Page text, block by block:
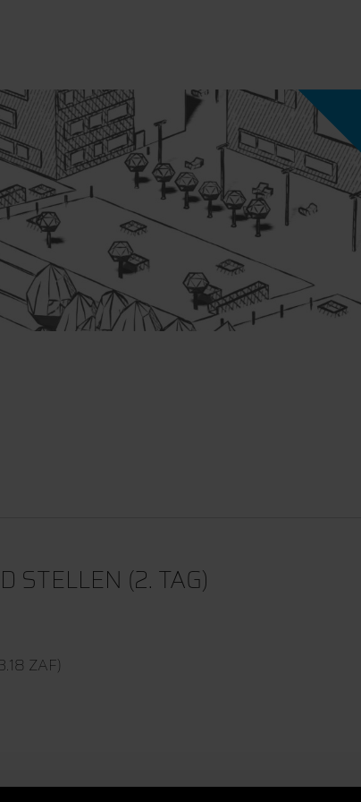
STELLEN (2. TAG)
ZAF)